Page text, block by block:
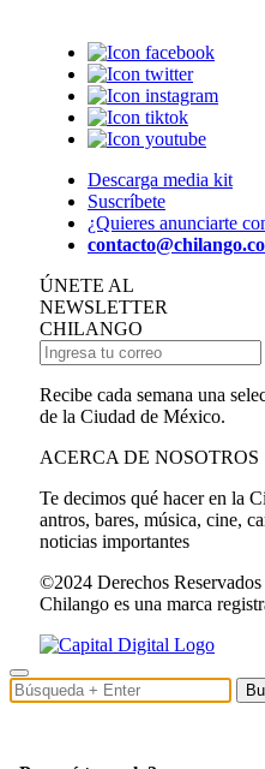
Descarga media kit
Suscríbete
¿Quieres anunciarte
ÚNETE AL
NEWSLETTER
CHILANGO
Recibe cada semana una
de la Ciudad de México.
ACERCA DE NOSOTROS
Te decimos qué hacer en la
antros, bares, música, cine,
noticias importantes
©2024 Derechos Reservados
Chilango es una marca